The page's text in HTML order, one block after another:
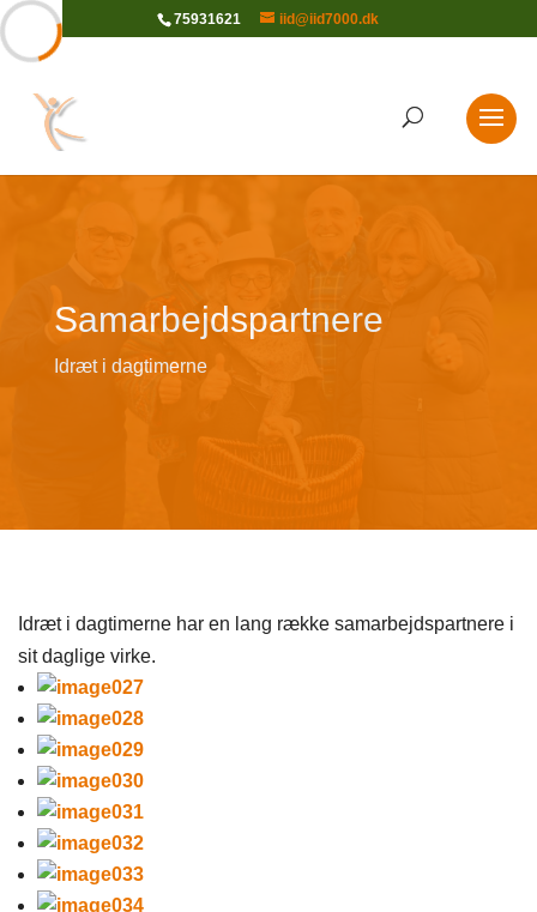
75931621 iid@iid7000.dk
Samarbejdspartnere
Idræt i dagtimerne
Idræt i dagtimerne har en lang række samarbejdspartnere i
sit daglige virke.​